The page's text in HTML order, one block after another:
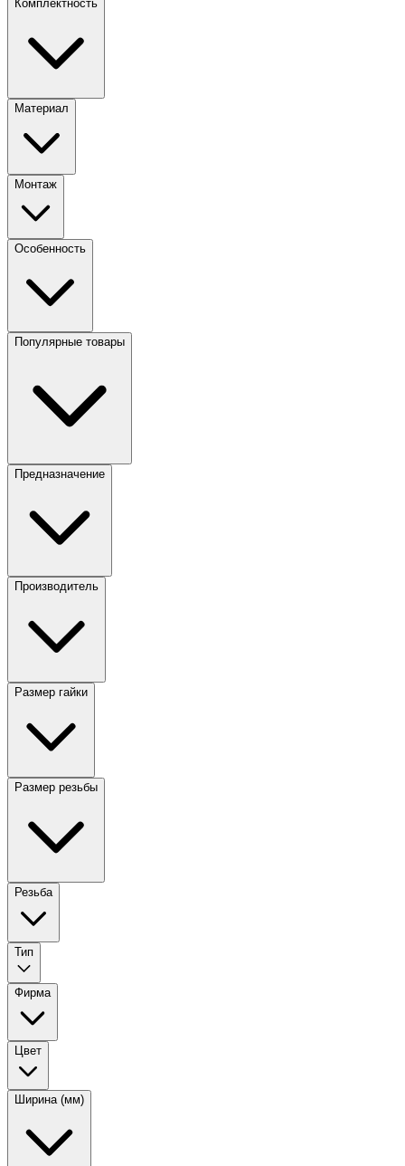
Комплектность
Материал
Монтаж
Особенность
Популярные товары
Предназначение
Производитель
Размер гайки
Размер резьбы
Резьба
Тип
Фирма
Цвет
Ширина (мм)